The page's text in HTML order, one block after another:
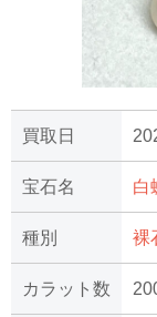
買取日
宝石名 白
種別 裸
カラット数